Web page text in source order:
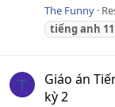
The Funny
tiếnganh 11
T
Giáo án
kỳ 2